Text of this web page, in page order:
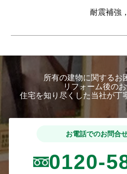
耐震補強
所有の建物に関するお
リフォーム後の
住宅を知り尽くした当社が丁
お電話でのお問合
0120-